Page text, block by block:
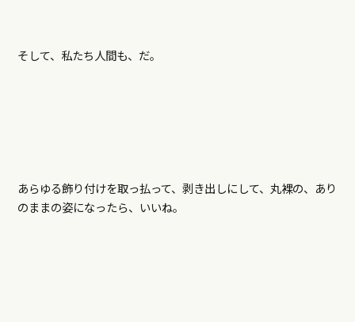
そして、私たち人間も、だ。
あらゆる飾り付けを取っ払って、剥き出しにして、丸裸の、あり
のままの姿になったら、いいね。